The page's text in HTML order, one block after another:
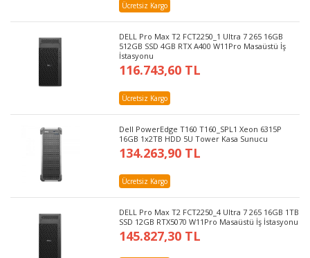
Ücretsiz Kargo
DELL Pro Max T2 FCT2250_1 Ultra 7 265 16GB
512GB SSD 4GB RTX A400 W11Pro Masaüstü İş
İstasyonu
116.743,60 TL
Ücretsiz Kargo
Dell PowerEdge T160 T160_SPL1 Xeon 6315P
16GB 1x2TB HDD 5U Tower Kasa Sunucu
134.263,90 TL
Ücretsiz Kargo
DELL Pro Max T2 FCT2250_4 Ultra 7 265 16GB 1TB
SSD 12GB RTX5070 W11Pro Masaüstü İş İstasyonu
145.827,30 TL